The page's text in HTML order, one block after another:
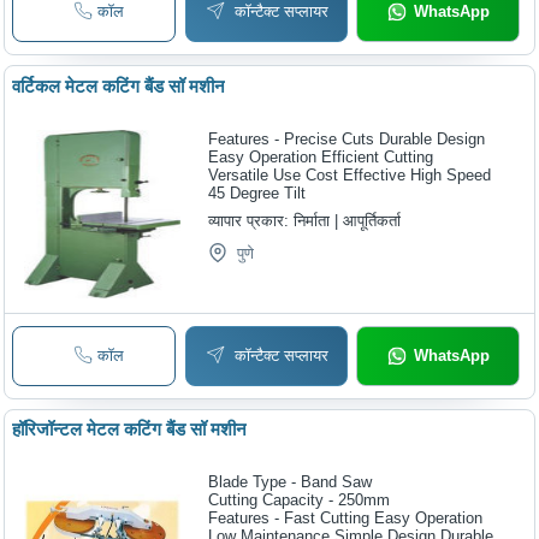
कॉल कॉन्टैक्ट सप्लायर WhatsApp
वर्टिकल मेटल कटिंग बैंड सॉ मशीन
Features - Precise Cuts Durable Design
Easy Operation Efficient Cutting
Versatile Use Cost Effective High Speed
45 Degree Tilt
व्यापार प्रकार:निर्माता | आपूर्तिकर्ता
पुणे
कॉल कॉन्टैक्ट सप्लायर WhatsApp
हॉरिजॉन्टल मेटल कटिंग बैंड सॉ मशीन
Blade Type - Band Saw
Cutting Capacity - 250mm
Features - Fast Cutting Easy Operation